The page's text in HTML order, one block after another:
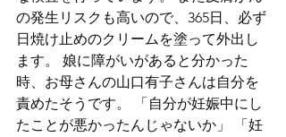
の発生リスクも高いので、365日、必ず
日焼け止めのクリームを塗って外出し
ます。 娘に障がいがあると分かった
時、お母さんの山口有子さんは自分を
責めたそうです。 「自分が妊娠中にし
たことが悪かったんじゃないか」 「妊